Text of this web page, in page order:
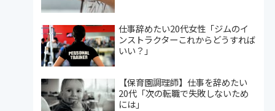
仕事辞めたい20代女性「ジムのイ
ンストラクターこれからどうすれば
いい？」
【保育園調理師】仕事を辞めたい
20代「次の転職で失敗しないため
には」